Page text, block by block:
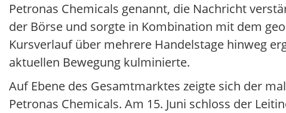
Petronas Chemicals genannt, die Nachricht
der Börse und sorgte in Kombination mit dem
Kursverlauf über mehrere Handelstage hinweg
aktuellen Bewegung kulminierte.
Auf Ebene des Gesamtmarktes zeigte sich der
Petronas Chemicals. Am 15. Juni schloss der